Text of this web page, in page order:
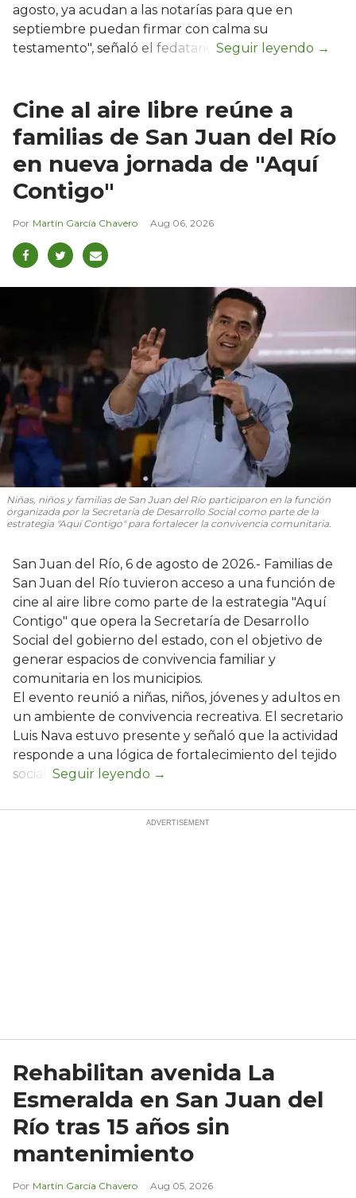
agosto, ya acudan a las notarías para que en
septiembre puedan firmar con calma su
testamento", señaló el fedatario.
Cine al aire libre reúne a
familias de San Juan del Río
en nueva jornada de "Aquí
Contigo"
Martín García Chavero Aug 06, 2026
Niñas, niños y familias de San Juan del Río participaron en la función
organizada por la Secretaría de Desarrollo Social como parte de la
estrategia "Aquí Contigo" para fortalecer la convivencia comunitaria.
San Juan del Río, 6 de agosto de 2026.- Familias de
San Juan del Río tuvieron acceso a una función de
cine al aire libre como parte de la estrategia "Aquí
Contigo" que opera la Secretaría de Desarrollo
Social del gobierno del estado, con el objetivo de
generar espacios de convivencia familiar y
comunitaria en los municipios.
El evento reunió a niñas, niños, jóvenes y adultos en
un ambiente de convivencia recreativa. El secretario
Luis Nava estuvo presente y señaló que la actividad
responde a una lógica de fortalecimiento del tejido
social:
Rehabilitan avenida La
Esmeralda en San Juan del
Río tras 15 años sin
mantenimiento
Martín García Chavero Aug 05, 2026